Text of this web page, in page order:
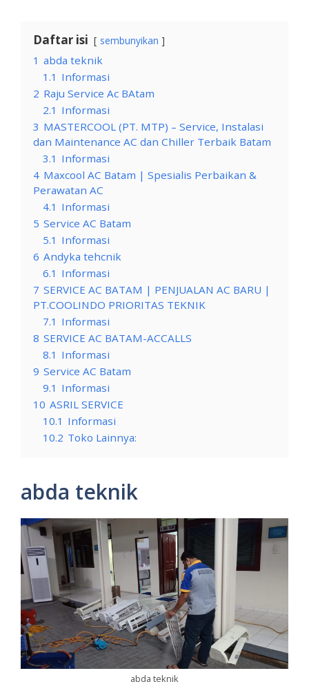
Daftar isi sembunyikan
1 abda teknik
1.1 Informasi
2 Raju Service Ac BAtam
2.1 Informasi
3 MASTERCOOL (PT. MTP) – Service, Instalasi
dan Maintenance AC dan Chiller Terbaik Batam
3.1 Informasi
4 Maxcool AC Batam | Spesialis Perbaikan &
Perawatan AC
4.1 Informasi
5 Service AC Batam
5.1 Informasi
6 Andyka tehcnik
6.1 Informasi
7 SERVICE AC BATAM | PENJUALAN AC BARU |
PT.COOLINDO PRIORITAS TEKNIK
7.1 Informasi
8 SERVICE AC BATAM-ACCALLS
8.1 Informasi
9 Service AC Batam
9.1 Informasi
10 ASRIL SERVICE
10.1 Informasi
10.2 Toko Lainnya:
abda teknik
abda teknik